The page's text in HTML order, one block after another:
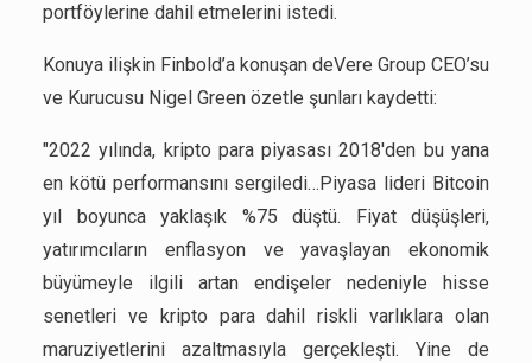
portföylerine dahil etmelerini istedi.
Konuya ilişkin Finbold’a konuşan deVere Group CEO’su
ve Kurucusu Nigel Green özetle şunları kaydetti:
"2022 yılında, kripto para piyasası 2018'den bu yana
en kötü performansını sergiledi…Piyasa lideri Bitcoin
yıl boyunca yaklaşık %75 düştü. Fiyat düşüşleri,
yatırımcıların enflasyon ve yavaşlayan ekonomik
büyümeyle ilgili artan endişeler nedeniyle hisse
senetleri ve kripto para dahil riskli varlıklara olan
maruziyetlerini azaltmasıyla gerçekleşti. Yine de